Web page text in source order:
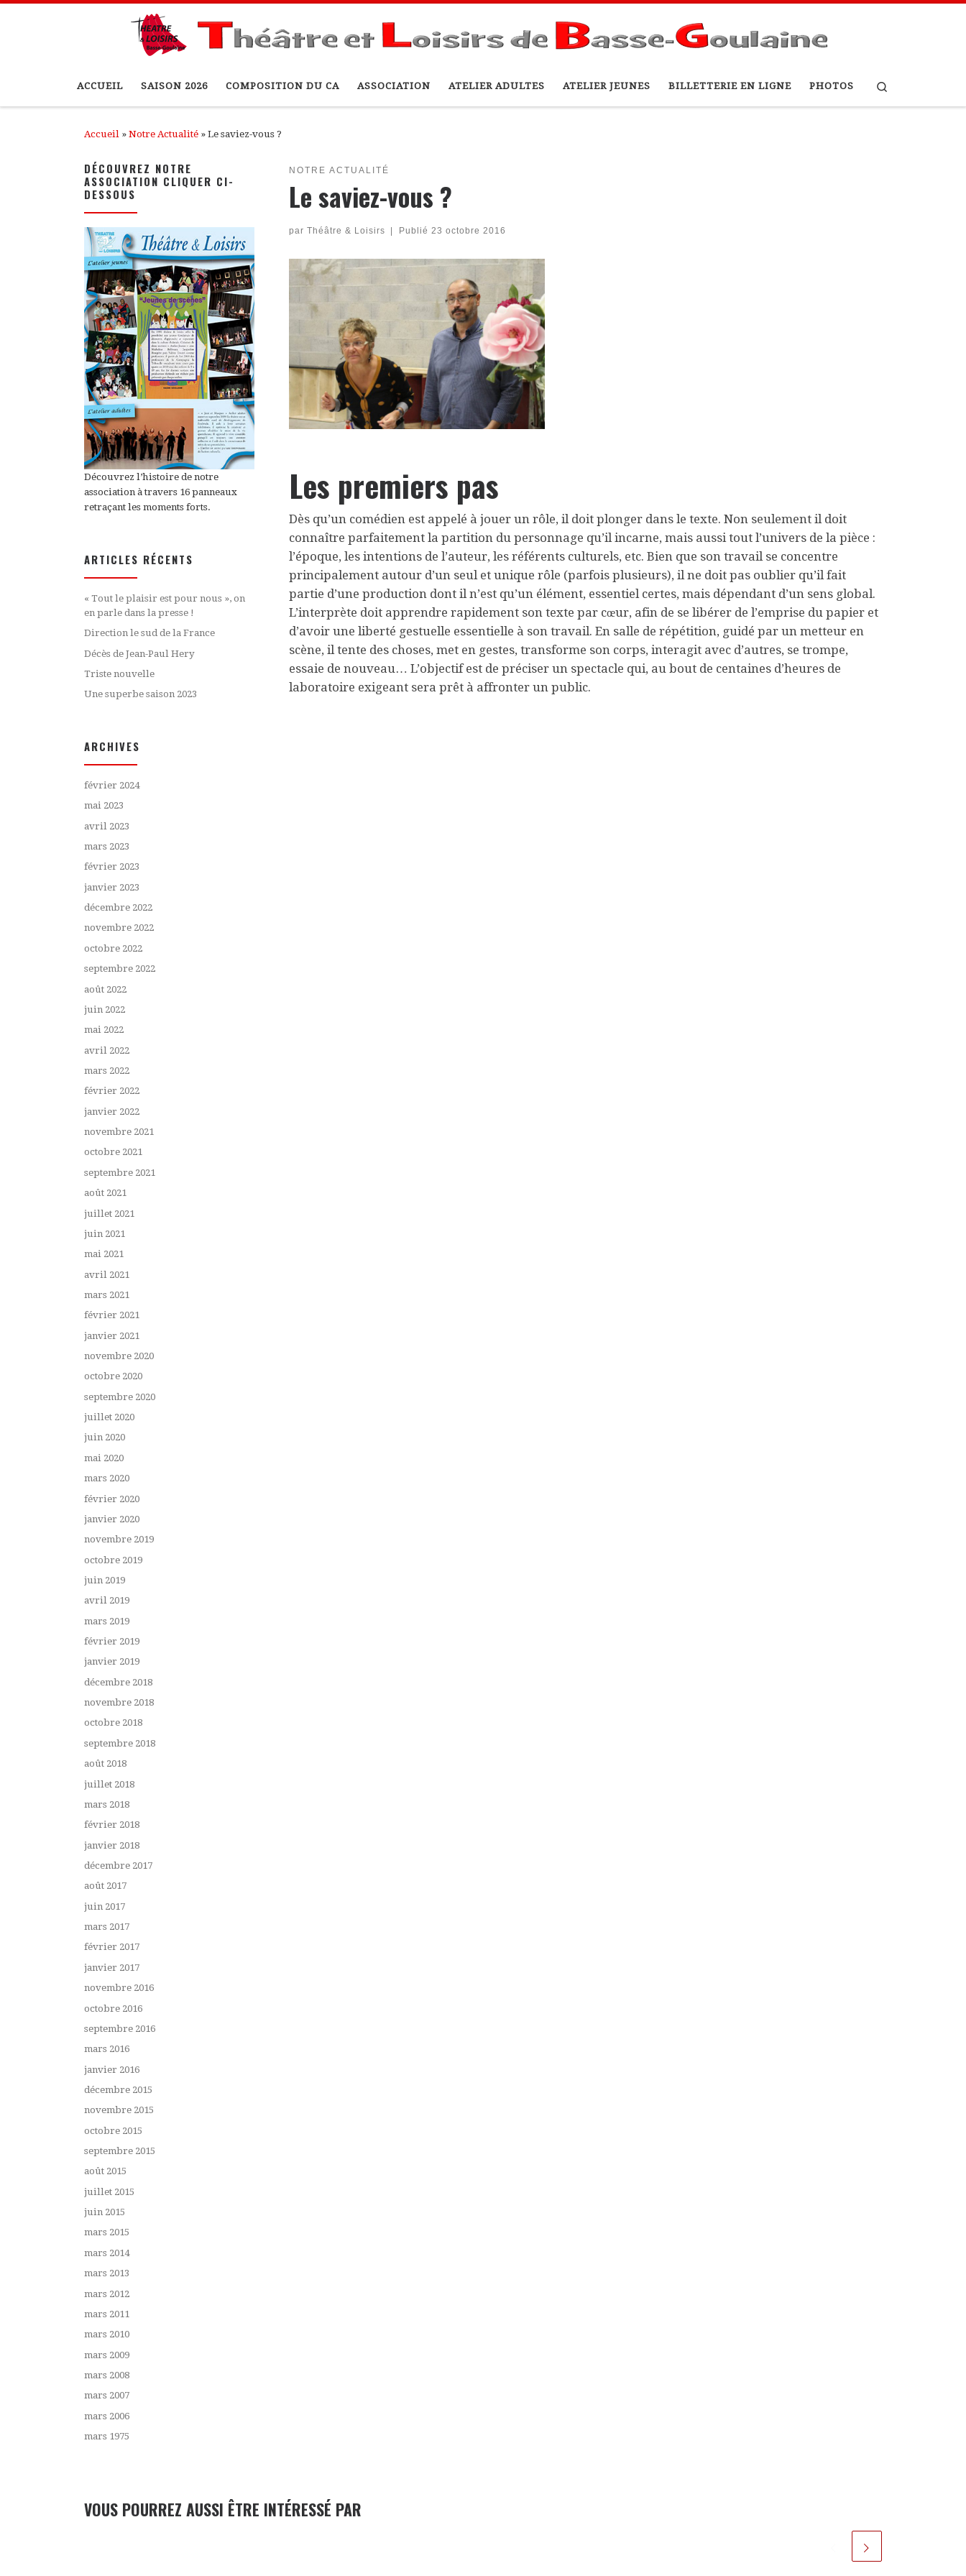
ACCUEIL SAISON 2026 COMPOSITION DU CA ASSOCIATION ATELIER ADULTES ATELIER JEUNES BILLETTERIE EN LIGNE PHOTOS
Accueil » Notre Actualité » Le saviez-vous ?
NOTRE ACTUALITÉ
Le saviez-vous ?
par Théâtre & Loisirs Publié 23 octobre 2016
Les premiers pas
Dès qu’un comédien est appelé à jouer un rôle, il doit plonger dans le texte. Non seulement il doit
connaître parfaitement la partition du personnage qu’il incarne, mais aussi tout l’univers de la pièce :
l’époque, les intentions de l’auteur, les référents culturels, etc. Bien que son travail se concentre
principalement autour d’un seul et unique rôle (parfois plusieurs), il ne doit pas oublier qu’il fait
partie d’une production dont il n’est qu’un élément, essentiel certes, mais dépendant d’un sens global.
L’interprète doit apprendre rapidement son texte par cœur, afin de se libérer de l’emprise du papier et
d’avoir une liberté gestuelle essentielle à son travail. En salle de répétition, guidé par un metteur en
scène, il tente des choses, met en gestes, transforme son corps, interagit avec d’autres, se trompe,
essaie de nouveau… L’objectif est de préciser un spectacle qui, au bout de centaines d’heures de
laboratoire exigeant sera prêt à affronter un public.
VOUS POURREZ AUSSI ÊTRE INTÉRESSÉ PAR
DÉCOUVREZ NOTRE
ASSOCIATION CLIQUER CI-
DESSOUS
Découvrez l’histoire de notre
association à travers 16 panneaux
retraçant les moments forts.
ARTICLES RÉCENTS
« Tout le plaisir est pour nous », on
en parle dans la presse !
Direction le sud de la France
Décès de Jean-Paul Hery
Triste nouvelle
Une superbe saison 2023
ARCHIVES
février 2024
mai 2023
avril 2023
mars 2023
février 2023
janvier 2023
décembre 2022
novembre 2022
octobre 2022
septembre 2022
août 2022
juin 2022
mai 2022
avril 2022
mars 2022
février 2022
janvier 2022
novembre 2021
octobre 2021
septembre 2021
août 2021
juillet 2021
juin 2021
mai 2021
avril 2021
mars 2021
février 2021
janvier 2021
novembre 2020
octobre 2020
septembre 2020
juillet 2020
juin 2020
mai 2020
mars 2020
février 2020
janvier 2020
novembre 2019
octobre 2019
juin 2019
avril 2019
mars 2019
février 2019
janvier 2019
décembre 2018
novembre 2018
octobre 2018
septembre 2018
août 2018
juillet 2018
mars 2018
février 2018
janvier 2018
décembre 2017
août 2017
juin 2017
mars 2017
février 2017
janvier 2017
novembre 2016
octobre 2016
septembre 2016
mars 2016
janvier 2016
décembre 2015
novembre 2015
octobre 2015
septembre 2015
août 2015
juillet 2015
juin 2015
mars 2015
mars 2014
mars 2013
mars 2012
mars 2011
mars 2010
mars 2009
mars 2008
mars 2007
mars 2006
mars 1975